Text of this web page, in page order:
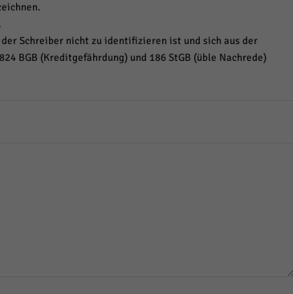
Schreiber nicht zu identifizieren ist und sich aus der
BGB (Kreditgefährdung) und 186 StGB (üble Nachrede)